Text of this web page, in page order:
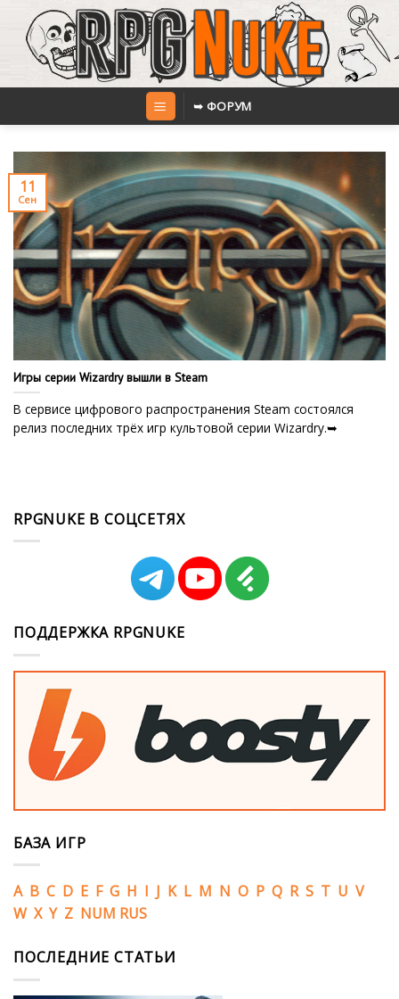
content
➥ ФОРУМ
Игры серии Wizardry вышли в Steam
В сервисе цифрового распространения Steam состоялся
релиз последних трёх игр культовой серии Wizardry.➥
11
Сен
RPGNUKE В СОЦСЕТЯХ
ПОДДЕРЖКА RPGNUKE
БАЗА ИГР
A B C D E F G H I J K L M N O P Q R S T U V
W X Y Z NUM RUS
ПОСЛЕДНИЕ СТАТЬИ